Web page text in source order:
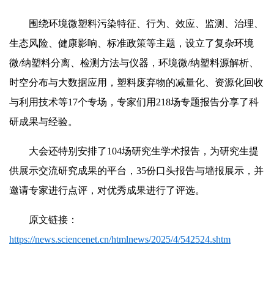
围绕环境微塑料污染特征、行为、效应、监测、治理、
生态风险、健康影响、标准政策等主题，设立了复杂环境
微/纳塑料分离、检测方法与仪器，环境微/纳塑料源解析、
时空分布与大数据应用，塑料废弃物的减量化、资源化回收
与利用技术等17个专场，专家们用218场专题报告分享了科
研成果与经验。
大会还特别安排了104场研究生学术报告，为研究生提
供展示交流研究成果的平台，35份口头报告与墙报展示，并
邀请专家进行点评，对优秀成果进行了评选。
原文链接：
https://news.sciencenet.cn/htmlnews/2025/4/542524.shtm